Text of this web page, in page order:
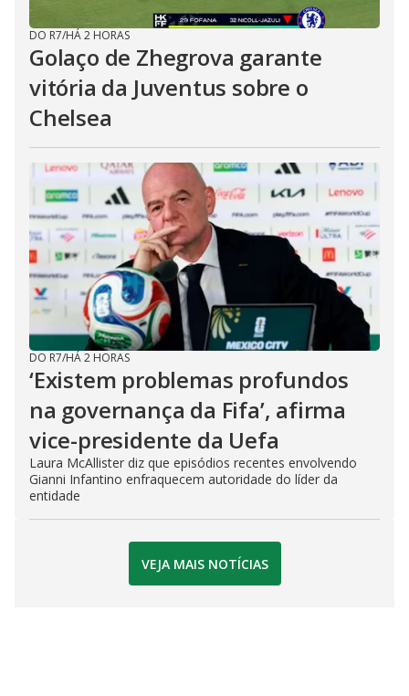
DO R7/HÁ 2 HORAS
Golaço de Zhegrova garante
vitória da Juventus sobre o
Chelsea
DO R7/HÁ 2 HORAS
‘Existem problemas profundos
na governança da Fifa’, afirma
vice-presidente da Uefa
Laura McAllister diz que episódios recentes envolvendo
Gianni Infantino enfraquecem autoridade do líder da
entidade
VEJA MAIS NOTÍCIAS